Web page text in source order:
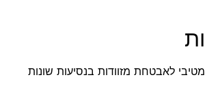
לאבטחת מזוודות בנסיעות שונות